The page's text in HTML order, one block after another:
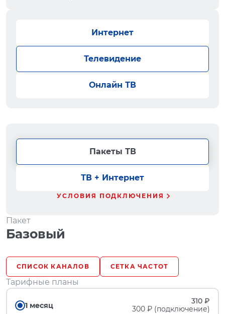
Интернет
Телевидение
Онлайн ТВ
Пакеты ТВ
ТВ + Интернет
УСЛОВИЯ ПОДКЛЮЧЕНИЯ
Пакет
Базовый
СПИСОК КАНАЛОВ СЕТКА ЧАСТОТ
Тарифные планы
1 месяц
310 ₽
300 ₽ (подключение)